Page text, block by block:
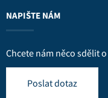
NAPIŠTE NÁM
Chcete nám něco sdělit
Poslat dotaz